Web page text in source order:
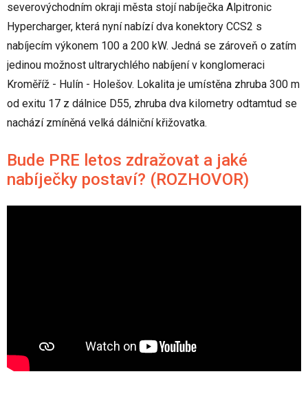
severovýchodním okraji města stojí nabíječka Alpitronic
Hypercharger, která nyní nabízí dva konektory CCS2 s
nabíjecím výkonem 100 a 200 kW. Jedná se zároveň o zatím
jedinou možnost ultrarychlého nabíjení v konglomeraci
Kroměříž - Hulín - Holešov. Lokalita je umístěna zhruba 300 m
od exitu 17 z dálnice D55, zhruba dva kilometry odtamtud se
nachází zmíněná velká dálniční křižovatka.
Bude PRE letos zdražovat a jaké
nabíječky postaví? (ROZHOVOR)